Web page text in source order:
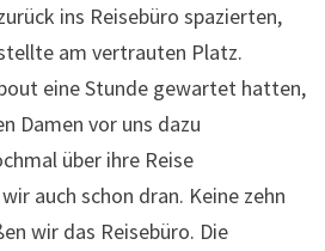
ins Reisebüro spazierten,
am vertrauten Platz.
eine Stunde gewartet hatten,
Damen vor uns dazu
über ihre Reise
auch schon dran. Keine zehn
wir das Reisebüro. Die